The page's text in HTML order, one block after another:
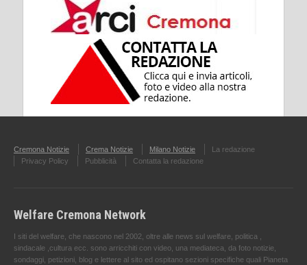
Cremona Notizie Crema Notizie Milano Notizie
La redazione
Privacy Policy
Pubblicità Contatta la redazione
Welfare Cremona Network
I siti del welfare, che nascono nel 2002, oltre alle news sul welfare, politica ,
sindacale ,cultura ecc. sono arricchiti con video, una mediateca, da foto notizie,
sondaggi, petizioni, blog e lettere al sito ed ospitano sezioni specifiche quali Pianeta